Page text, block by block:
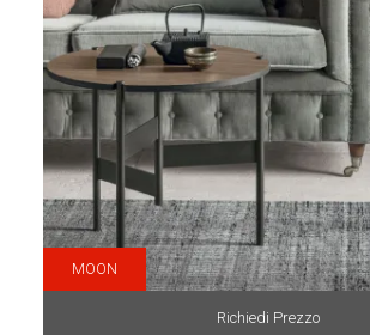
MOON
Richiedi Prezzo